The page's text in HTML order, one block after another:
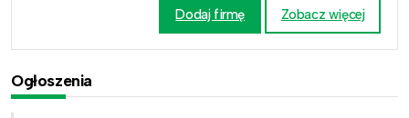
Dodaj firmę Zobacz więcej
Ogłoszenia